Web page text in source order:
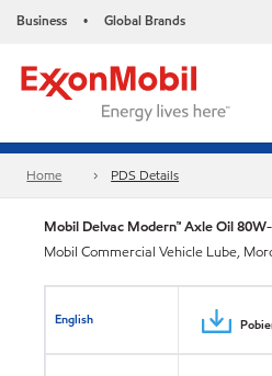
Business • Global Brands
Home PDS Details
Mobil Delvac Modern™ Axle Oil
Mobil Commercial Vehicle Lube,
English